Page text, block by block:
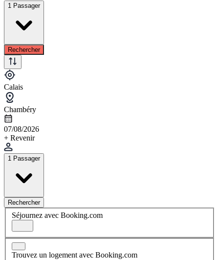
1 Passager
Rechercher
Calais
Chambéry
07/08/2026
+ Revenir
1 Passager
Rechercher
Séjournez avec Booking.com
Trouvez un logement avec Booking.com